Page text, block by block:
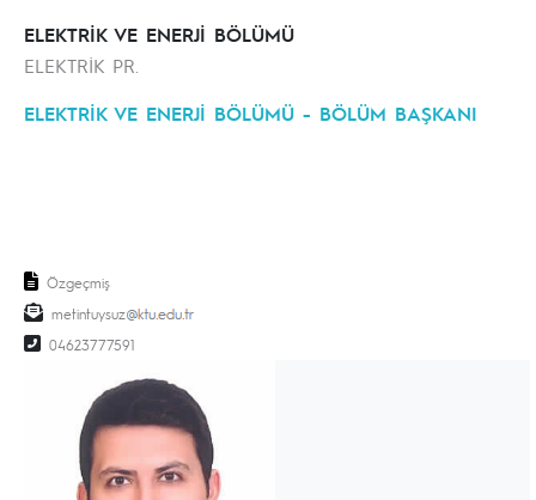
ELEKTRİK VE ENERJİ BÖLÜMÜ
ELEKTRİK PR.
ELEKTRİK VE ENERJİ BÖLÜMÜ - BÖLÜM BAŞKANI
Özgeçmiş
metintuysuz
04623777591